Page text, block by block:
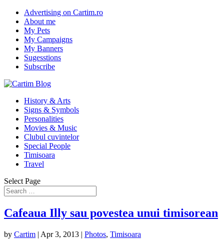
Advertising on Cartim.ro
About me
My Pets
My Campaigns
My Banners
Sugesstions
Subscribe
History & Arts
Signs & Symbols
Personalities
Movies & Music
Clubul cuvintelor
Special People
Timisoara
Travel
Select Page
Cafeaua Illy sau povestea unui timisorean
by Cartim | Apr 3, 2013 | Photos, Timisoara